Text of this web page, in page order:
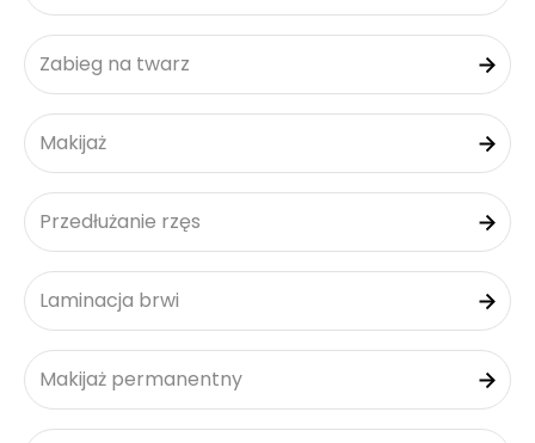
Zabieg na twarz
Makijaż
Przedłużanie rzęs
Laminacja brwi
Makijaż permanentny